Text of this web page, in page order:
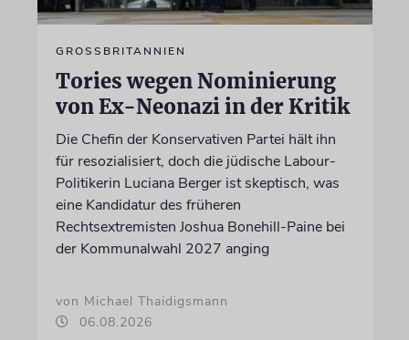
GROSSBRITANNIEN
Tories wegen Nominierung
von Ex-Neonazi in der Kritik
Die Chefin der Konservativen Partei hält ihn
für resozialisiert, doch die jüdische Labour-
Politikerin Luciana Berger ist skeptisch, was
eine Kandidatur des früheren
Rechtsextremisten Joshua Bonehill-Paine bei
der Kommunalwahl 2027 anging
von Michael Thaidigsmann
06.08.2026